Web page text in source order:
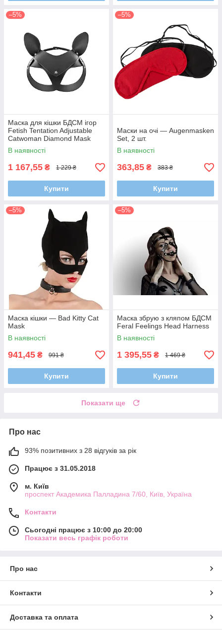
–5%
Маска для кішки БДСМ ігор
Fetish Tentation Adjustable
Catwoman Diamond Mask
В наявності
1 167,55 ₴ 1 229 ₴
Купити
–5%
Маски на очі — Augenmasken
Set, 2 шт.
В наявності
363,85 ₴ 383 ₴
Купити
–5%
Маска кішки — Bad Kitty Cat
Mask
В наявності
941,45 ₴ 991 ₴
Купити
–5%
Маска збрую з кляпом БДСМ
Feral Feelings Head Harness
В наявності
1 395,55 ₴ 1 469 ₴
Купити
Показати ще
Про нас
93% позитивних з 28 відгуків за рік
Працює з 31.05.2018
м. Київ
проспект Академика Палладина 7/60, Київ, Україна
Контакти
Сьогодні працює з 10:00 до 20:00
Показати весь графік роботи
Про нас
Контакти
Доставка та оплата